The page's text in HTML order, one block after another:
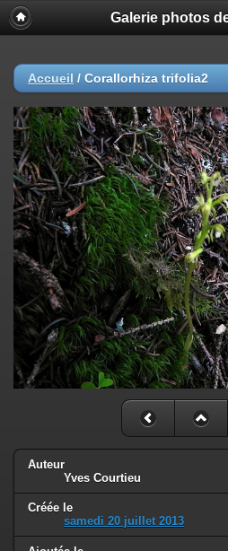
Galerie photos
Accueil / Corallorhiza trifolia2
Auteur
Yves Courtieu
Créée le
samedi 20 juillet 2013